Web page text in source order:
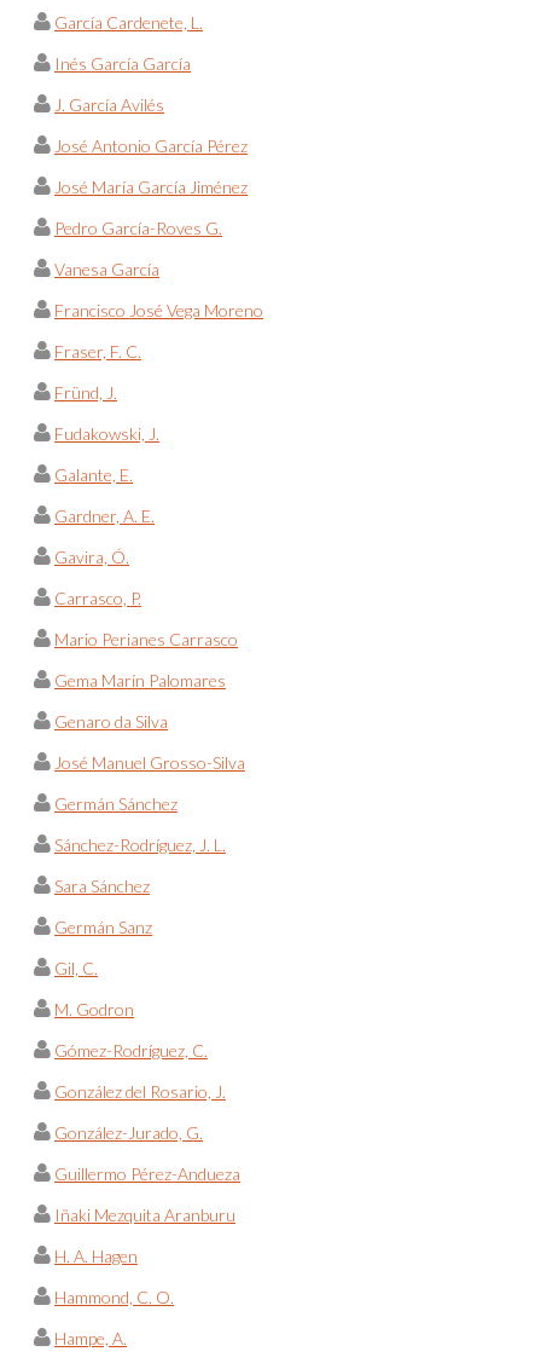
García Cardenete, L.
Inés García García
J. García Avilés
José Antonio García Pérez
José María García Jiménez
Pedro García-Roves G.
Vanesa García
Francisco José Vega Moreno
Fraser, F. C.
Fründ, J.
Fudakowski, J.
Galante, E.
Gardner, A. E.
Gavira, Ó.
Carrasco, P.
Mario Perianes Carrasco
Gema Marín Palomares
Genaro da Silva
José Manuel Grosso-Silva
Germán Sánchez
Sánchez-Rodríguez, J. L.
Sara Sánchez
Germán Sanz
Gil, C.
M. Godron
Gómez-Rodríguez, C.
González del Rosario, J.
González-Jurado, G.
Guillermo Pérez-Andueza
Iñaki Mezquita Aranburu
H. A. Hagen
Hammond, C. O.
Hampe, A.